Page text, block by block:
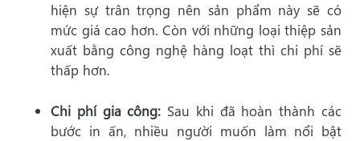
hiện sự trân trọng nên sản phẩm này sẽ có
mức giá cao hơn. Còn với những loại thiệp sản
xuất bằng công nghệ hàng loạt thì chi phí sẽ
thấp hơn.
Chi phí gia công: Sau khi đã hoàn thành các
bước in ấn, nhiều người muốn làm nổi bật